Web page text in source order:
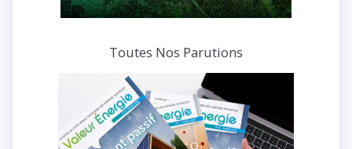
Toutes Nos Parutions